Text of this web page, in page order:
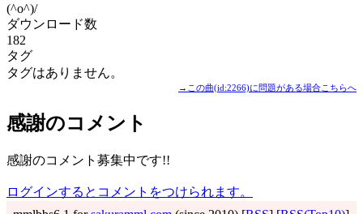
(^o^)/
ダウンロード数
182
タグ
タグはありません。
→この曲(id:2266)に問題がある場合こちらへ
感謝のコメント
感謝のコメント募集中です!!
ログインするとコメントをつけられます。